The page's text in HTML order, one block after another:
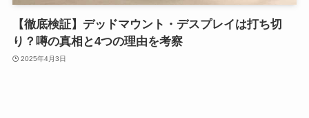
【徹底検証】デッドマウント・デスプレイは打ち切
り？噂の真相と4つの理由を考察
2025年4月3日